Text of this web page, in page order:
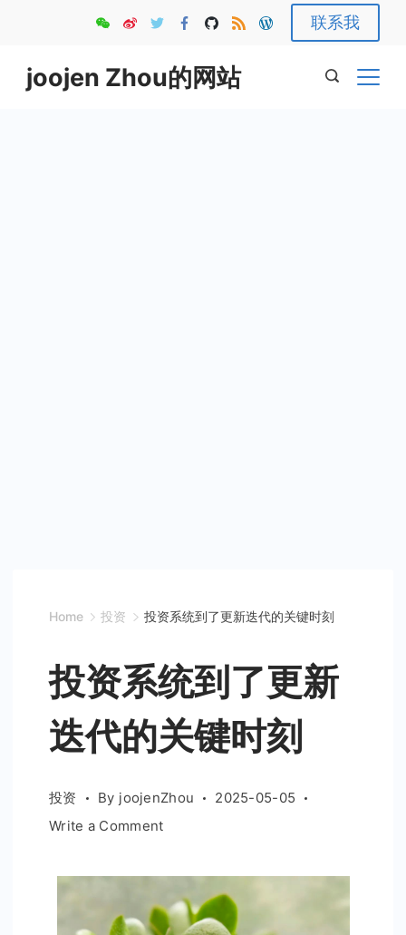
content
联系我
joojen Zhou的网站
Home 投资 投资系统到了更新迭代的关键时刻
投资系统到了更新
迭代的关键时刻
投资 By joojenZhou
2025-05-05
Write a Commenton
资
统